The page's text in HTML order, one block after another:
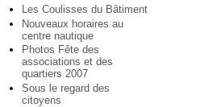
Les Coulisses du Bâtiment
Nouveaux horaires au
centre nautique
Photos Fête des
associations et des
quartiers 2007
Sous le regard des
citoyens